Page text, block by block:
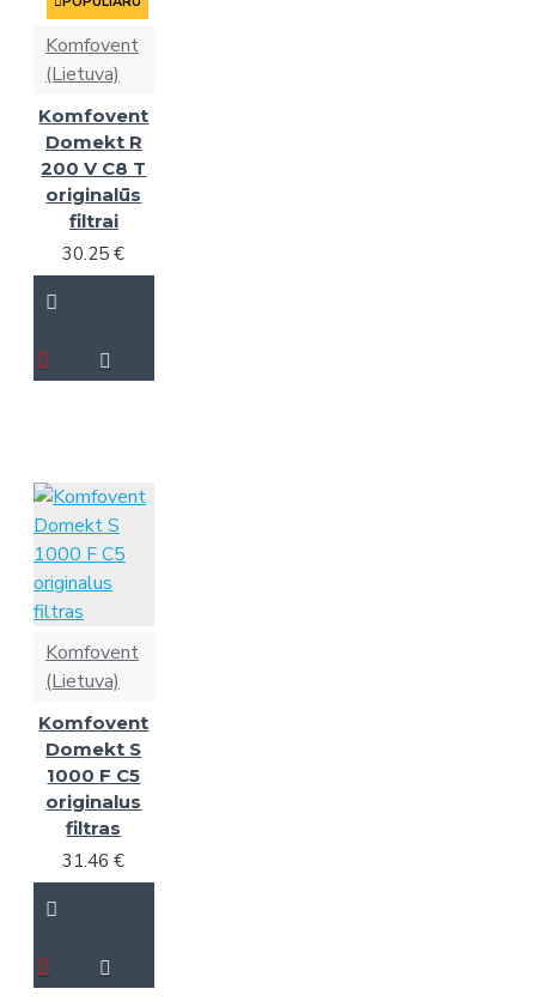
Komfovent
(Lietuva)
Komfovent
Domekt R
200 V C8 T
originalūs
filtrai
30.25 €
Komfovent
(Lietuva)
Komfovent
Domekt S
1000 F C5
originalus
filtras
31.46 €